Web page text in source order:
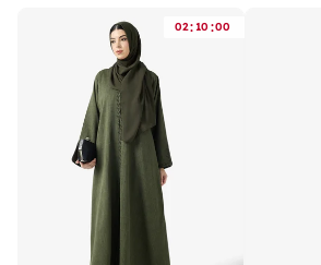
02:10 :00